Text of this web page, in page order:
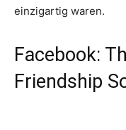
einzigartig waren.
Facebook:
Friendship